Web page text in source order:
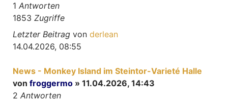
1 Antworten
1853 Zugriffe
Letzter Beitrag von derlean
14.04.2026, 08:55
News - Monkey Island im Steintor-Varieté Halle
von froggermo » 11.04.2026, 14:43
2 Antworten